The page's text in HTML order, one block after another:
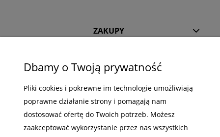
ZAKUPY
MOJE KONTO
Dbamy o Twoją prywatność
Pliki cookies i pokrewne im technologie umożliwiają
poprawne działanie strony i pomagają nam
dostosować ofertę do Twoich potrzeb. Możesz
zaakceptować wykorzystanie przez nas wszystkich